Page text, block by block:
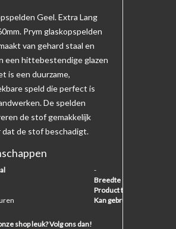
Geel. Extra Lang
Prym glaskopspelden
van gehard staal en
een hittebestendige glazen
is een duurzame,
speld die perfect is
De spelden
de stof gemakkelijk
dat de stof beschadigt.
-
Breedte
Product type
Kan gebruikt worden voor
shop leuk? Volg ons dan!